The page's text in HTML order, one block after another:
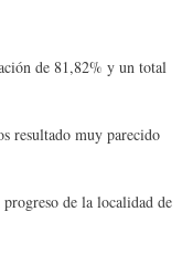
de 81,82% y un total
resultado muy parecido
de la localidad de